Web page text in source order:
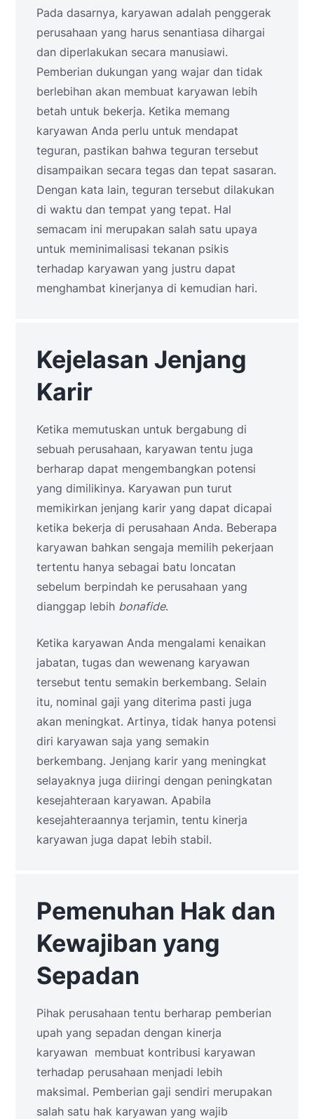
Pada dasarnya, karyawan adalah penggerak
perusahaan yang harus senantiasa dihargai
dan diperlakukan secara manusiawi.
Pemberian dukungan yang wajar dan tidak
berlebihan akan membuat karyawan lebih
betah untuk bekerja. Ketika memang
karyawan Anda perlu untuk mendapat
teguran, pastikan bahwa teguran tersebut
disampaikan secara tegas dan tepat sasaran.
Dengan kata lain, teguran tersebut dilakukan
di waktu dan tempat yang tepat. Hal
semacam ini merupakan salah satu upaya
untuk meminimalisasi tekanan psikis
terhadap karyawan yang justru dapat
menghambat kinerjanya di kemudian hari.
Kejelasan Jenjang
Karir
Ketika memutuskan untuk bergabung di
sebuah perusahaan, karyawan tentu juga
berharap dapat mengembangkan potensi
yang dimilikinya. Karyawan pun turut
memikirkan jenjang karir yang dapat dicapai
ketika bekerja di perusahaan Anda. Beberapa
karyawan bahkan sengaja memilih pekerjaan
tertentu hanya sebagai batu loncatan
sebelum berpindah ke perusahaan yang
dianggap lebih bonafide.
Ketika karyawan Anda mengalami kenaikan
jabatan, tugas dan wewenang karyawan
tersebut tentu semakin berkembang. Selain
itu, nominal gaji yang diterima pasti juga
akan meningkat. Artinya, tidak hanya potensi
diri karyawan saja yang semakin
berkembang. Jenjang karir yang meningkat
selayaknya juga diiringi dengan peningkatan
kesejahteraan karyawan. Apabila
kesejahteraannya terjamin, tentu kinerja
karyawan juga dapat lebih stabil.
Pemenuhan Hak dan
Kewajiban yang
Sepadan
Pihak perusahaan tentu berharap pemberian
upah yang sepadan dengan kinerja
karyawan membuat kontribusi karyawan
terhadap perusahaan menjadi lebih
maksimal. Pemberian gaji sendiri merupakan
salah satu hak karyawan yang wajib